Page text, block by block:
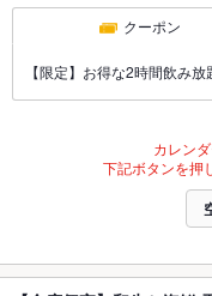
クーポン
【限定】お得な2時間飲み
カレン
下記ボタンを押